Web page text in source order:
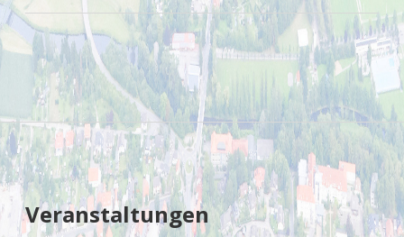
Sidebar
Veranstaltungen